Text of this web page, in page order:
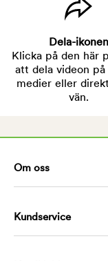
Dela-ikonen
Klicka på den här
att dela videon på
medier eller
vän.
Om oss
Kundservice